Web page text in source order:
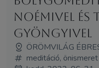
Noémivel és
Gyöngyivel
ÖRÖMVILÁG
meditáció, önismeret